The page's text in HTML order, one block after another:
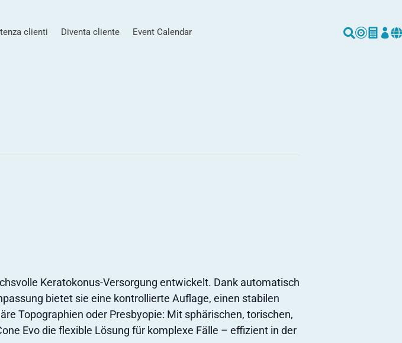
clienti Diventa cliente Event Calendar   
Keratokonus-Versorgung entwickelt. Dank automatisch
bietet sie eine kontrollierte Auflage, einen stabilen
Topographien oder Presbyopie: Mit sphärischen, torischen,
Evo die flexible Lösung für komplexe Fälle – effizient in der